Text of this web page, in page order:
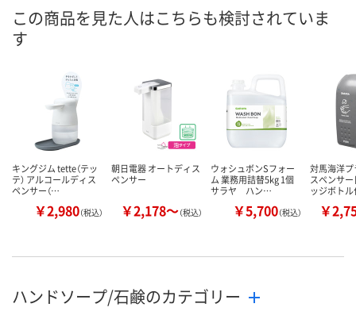
この商品を見た人はこちらも検討されていま
す
キングジム tette（テッ
テ） アルコールディス
ペンサー（…
￥2,980（税込）
朝日電器 オートディス
ペンサー
￥2,178～（税込）
ウォシュボンSフォー
ム 業務用詰替5kg 1個
サラヤ ハン…
￥5,700（税込）
対馬海洋
スペンサー
ッジボト
￥
ハンドソープ/石鹸のカテゴリー